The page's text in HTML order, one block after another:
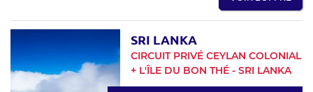
SRI LANKA
CIRCUIT PRIVÉ CEYLAN COLONIAL
+ L'ÎLE DU BON THÉ - SRI LANKA